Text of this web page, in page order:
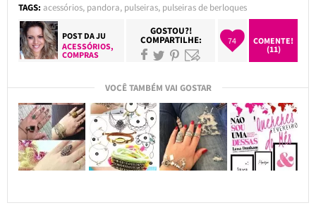
TAGS: acessórios, pandora, pulseiras, pulseiras de berloques
POST DAJU
ACESSÓRIOS,
COMPRAS
GOSTOU?!
COMPARTILHE: 74
COMENTE!
(11)
VOCÊ TAMBÉM VAI GOSTAR